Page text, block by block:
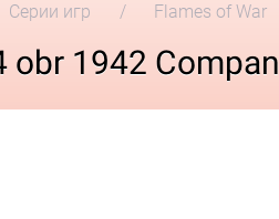
Серии игр Flames of War
1942